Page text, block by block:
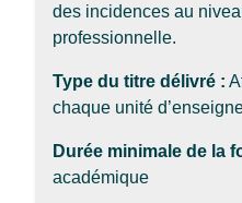
des incidences au
professionnelle.
Type du titre délivré :
chaque unité
Durée minimale de la
académique